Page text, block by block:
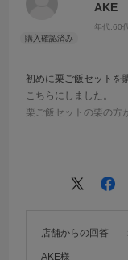
AKE
年代:60
初めに栗ご飯セット
こちらにしました。
栗ご飯セットの栗の
くて頂いてます。一
店舗からの回答
AKE様